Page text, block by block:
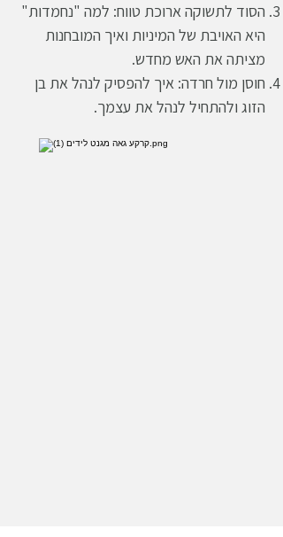
הסוד לתשוקה ארוכת טווח: למה "נחמדות"
היא האויבת של המיניות ואיך המובחנות
מציתה את האש מחדש.
חוסן מול חרדה: איך להפסיק לנהל את בן
הזוג ולהתחיל לנהל את עצמך.